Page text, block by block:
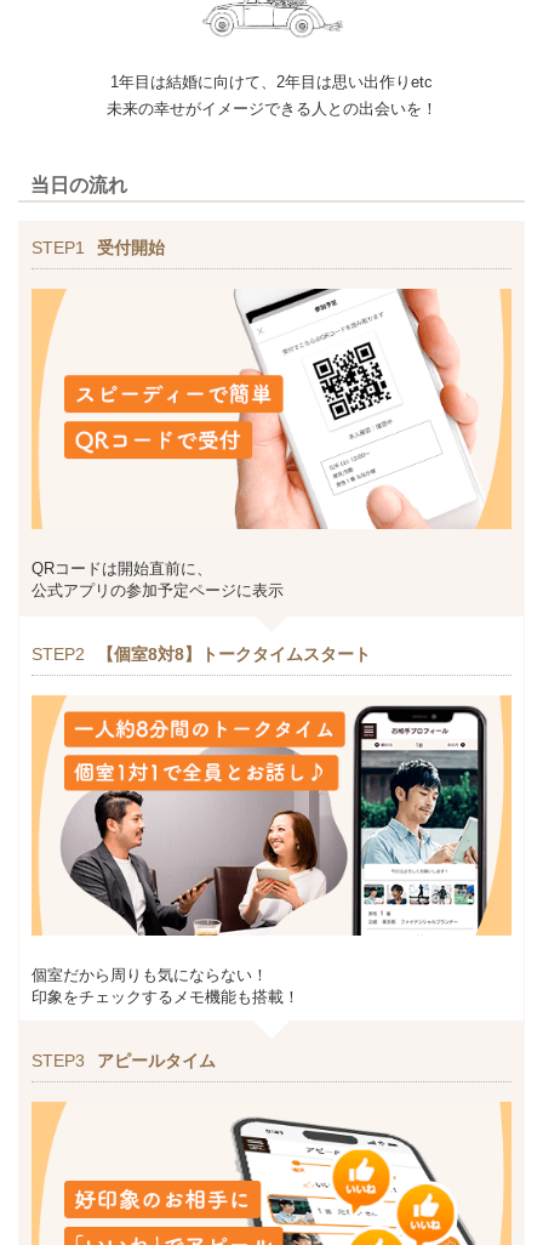
1年目は結婚に向けて、2年目は思い出作りetc
未来の幸せがイメージできる人との出会いを！
当日の流れ
STEP1 受付開始
QRコードは開始直前に、
公式アプリの参加予定ページに表示
STEP2 【個室8対8】トークタイムスタート
個室だから周りも気にならない！
印象をチェックするメモ機能も搭載！
STEP3 アピールタイム